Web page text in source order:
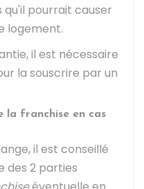
qu'il pourrait causer
logement.
il est nécessaire
la souscrire par un
la franchise en cas
il est conseillé
des 2 parties